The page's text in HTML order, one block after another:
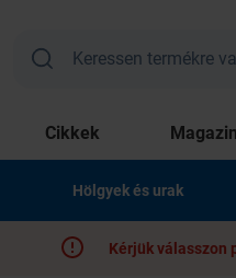
Cikkek Magazin
Hölgyek és urak
Kérjük válasszon